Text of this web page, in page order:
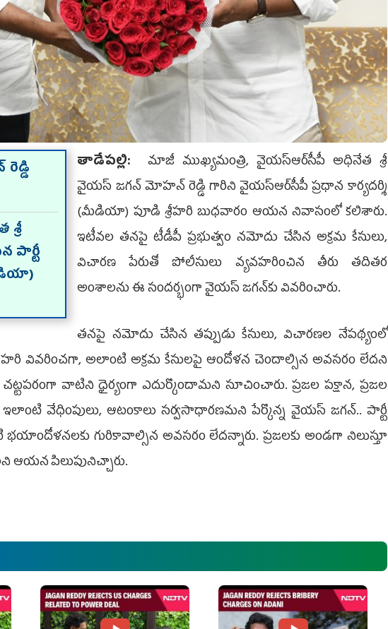
పార్టీ
తాడేపల్లి:మాజీ ముఖ్యమంత్రి, వైయ‌స్ఆర్‌సీపీ అధినేత శ్రీ
వైయ‌స్ జ‌గ‌న్ మోహ‌న్ రెడ్డి గారిని వైయ‌స్ఆర్‌సీపీ ప్రధాన కార్యదర్శి
(మీడియా) పూడి శ్రీహరి బుధవారం ఆయన నివాసంలో కలిశారు.
ఇటీవల తనపై టీడీపీ ప్రభుత్వం నమోదు చేసిన అక్రమ కేసులు,
విచారణ పేరుతో పోలీసులు వ్యవహరించిన తీరు తదితర
అంశాలను ఈ సందర్భంగా వైయస్ జగన్‌కు వివరించారు.
తనపై నమోదు చేసిన తప్పుడు కేసులు, విచారణల నేపథ్యంలో
వివరించగా, అలాంటి అక్రమ కేసులపై ఆందోళన చెందాల్సిన అవసరం లేదని
వాటిని ధైర్యంగా ఎదుర్కొందామని సూచించారు. ప్రజల పక్షాన, ప్రజల
వేధింపులు, ఆటంకాలు సర్వసాధారణమని పేర్కొన్న వైయస్ జగన్.. పార్టీ
భయాందోళనలకు గురికావాల్సిన అవసరం లేదన్నారు. ప్రజలకు అండగా నిలుస్తూ
పిలుపునిచ్చారు.